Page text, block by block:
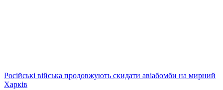
Російські війська продовжують скидати авіабомби на мирний
Харків